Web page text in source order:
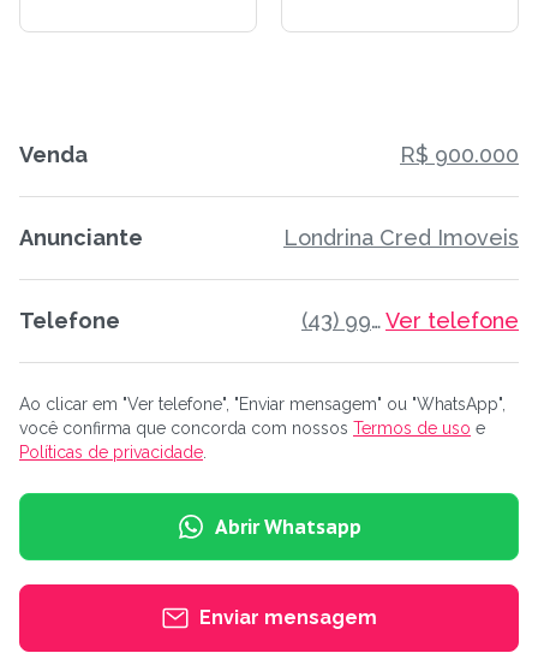
Venda R$ 900.000
Anunciante Londrina Cred Imoveis
Telefone (43) 99995-1010Ver telefone
Ao clicar em "Ver telefone", "Enviar mensagem" ou "WhatsApp",
você confirma que concorda com nossos Termos de uso e
Políticas de privacidade
Abrir Whatsapp
Enviar mensagem